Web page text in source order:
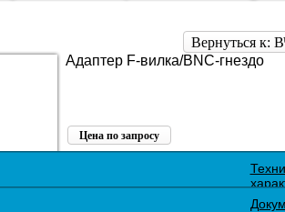
Вернуться к:
Адаптер F-вилка/BNC-гнездо
Цена по запросу